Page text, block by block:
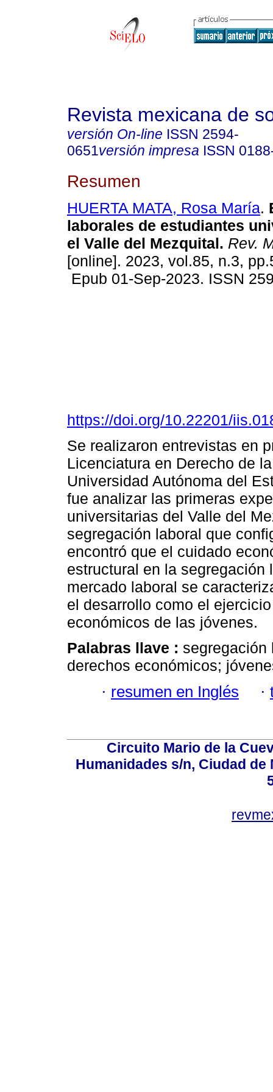
Revista mexicana de
versión On-line ISSN 2594-
0651versión impresa ISSN
Resumen
HUERTA MATA, Rosa María.
laborales de estudiantes
el Valle del Mezquital. Rev.
[online]. 2023, vol.85, n.3,
Epub 01-Sep-2023. ISSN
https://doi.org/10.22201/
Se realizaron entrevistas en
Licenciatura en Derecho de
Universidad Autónoma del
fue analizar las primeras
universitarias del Valle del
segregación laboral que
encontró que el cuidado
estructural en la
mercado laboral se
el desarrollo como el
económicos de las jóvenes.
Palabras llave : segregación
derechos económicos;
· resumen en Inglés ·
Circuito Mario de la
Humanidades s/n, Ciudad de